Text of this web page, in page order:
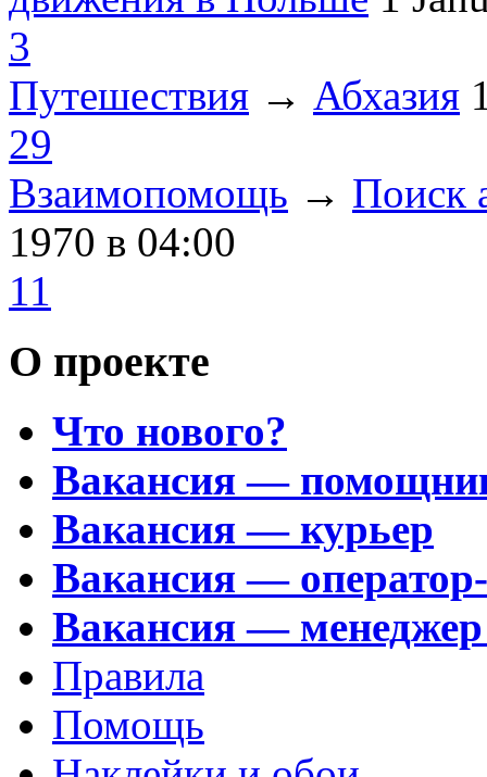
3
Путешествия → Абхазия
29
Взаимопомощь → Поиск
1970 в 04:00
11
О проекте
Что нового?
Вакансия —
Вакансия — курьер
Вакансия —
Вакансия —
Правила
Помощь